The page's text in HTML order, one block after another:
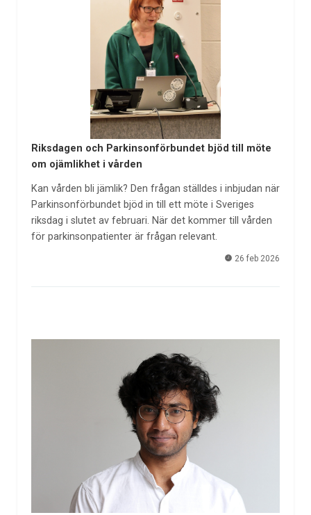
Riksdagen och Parkinsonförbundet bjöd till möte
om ojämlikhet i vården
Kan vården bli jämlik? Den frågan ställdes i inbjudan när
Parkinsonförbundet bjöd in till ett möte i Sveriges
riksdag i slutet av februari. När det kommer till vården
för parkinsonpatienter är frågan relevant.
26 feb 2026